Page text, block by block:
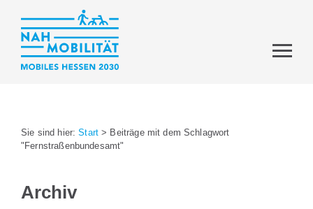
Sie sind hier:Start > Beiträge mit dem Schlagwort
"Fernstraßenbundesamt"
Archiv